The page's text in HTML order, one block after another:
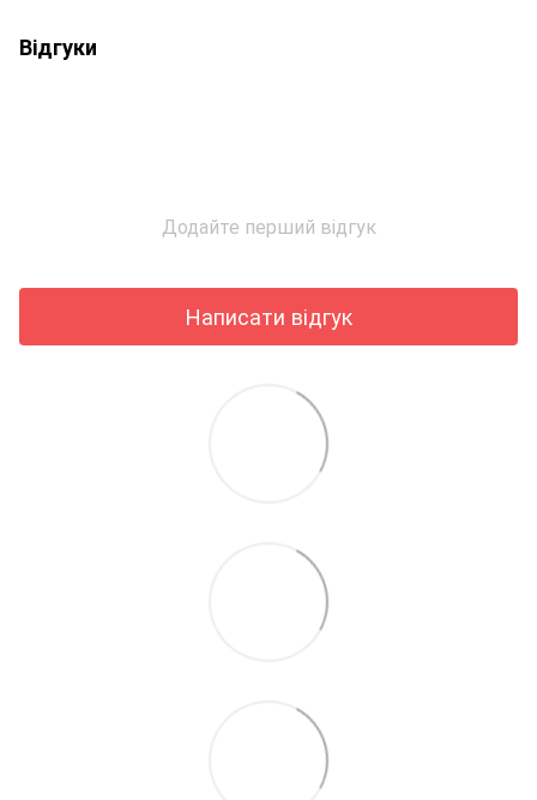
Відгуки
Додайте перший відгук
Написати відгук